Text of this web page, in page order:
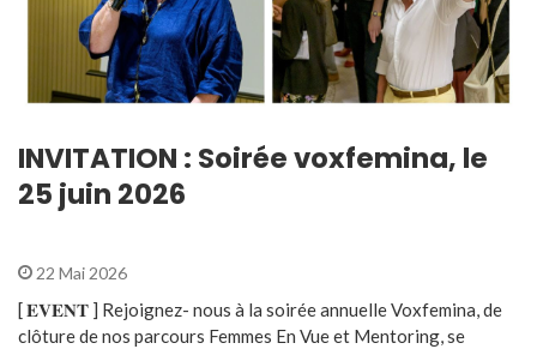
INVITATION : Soirée voxfemina, le
25 juin 2026
22 Mai 2026
[ 𝐄𝐕𝐄𝐍𝐓 ] Rejoignez- nous à la soirée annuelle Voxfemina, de
clôture de nos parcours Femmes En Vue et Mentoring, se